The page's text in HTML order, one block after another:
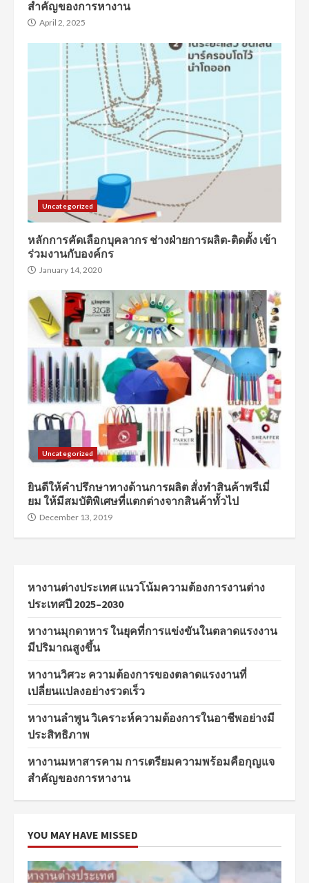
สำคัญของการหางาน
April 2, 2025
Uncategorized
หลักการคัดเลือกบุคลากร ช่างฝ่ายการผลิต-ติดตั้ง เข้า
ร่วมงานกับองค์กร
January 14, 2020
Uncategorized
ยินดีให้คำปรึกษาทางด้านการผลิต สั่งทำสินค้าพรีเมี่
ยม ให้มีสมบัติพิเศษที่แตกต่างจากสินค้าทั้วไป
December 13, 2019
หางานต่างประเทศ แนวโน้มความต้องการงานต่าง
ประเทศปี 2025–2030
หางานมุกดาหาร ในยุคที่การแข่งขันในตลาดแรงงาน
มีปริมาณสูงขึ้น
หางานวิศวะ ความต้องการของตลาดแรงงานที่
เปลี่ยนแปลงอย่างรวดเร็ว
หางานลำพูน วิเคราะห์ความต้องการในอาชีพอย่างมี
ประสิทธิภาพ
หางานมหาสารคาม การเตรียมความพร้อมคือกุญแจ
สำคัญของการหางาน
YOU MAY HAVE MISSED